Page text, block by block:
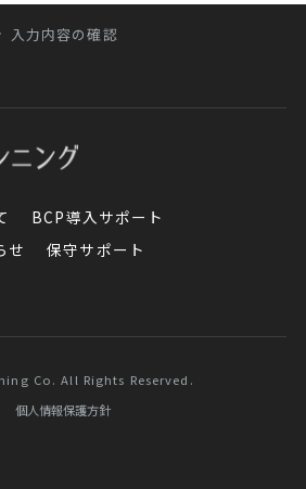
入力内容の確認
BCP導入サポート
せ
保守サポート
Co. All Rights Reserved.
個人情報保護方針